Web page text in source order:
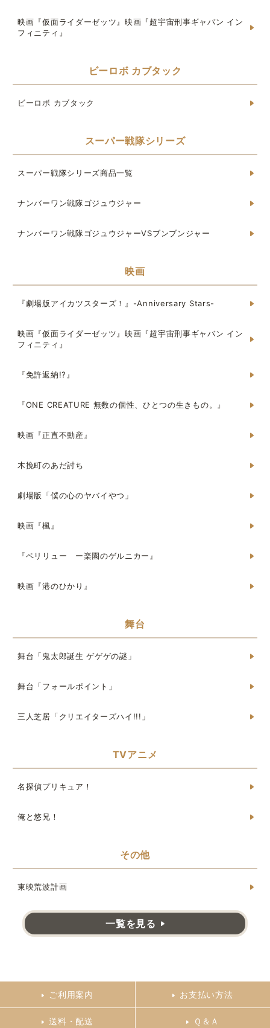
映画『仮面ライダーゼッツ』映画『超宇宙刑事ギャバン イン
フィニティ』
ビーロボ カブタック
ビーロボ カブタック
スーパー戦隊シリーズ
スーパー戦隊シリーズ商品一覧
ナンバーワン戦隊ゴジュウジャー
ナンバーワン戦隊ゴジュウジャーVSブンブンジャー
映画
『劇場版アイカツスターズ！』-Anniversary Stars-
映画『仮面ライダーゼッツ』映画『超宇宙刑事ギャバン イン
フィニティ』
『免許返納!?』
『ONE CREATURE 無数の個性、ひとつの生きもの。』
映画『正直不動産』
木挽町のあだ討ち
劇場版「僕の心のヤバイやつ」
映画『楓』
『ペリリュー ー楽園のゲルニカー』
映画『港のひかり』
舞台
舞台「鬼太郎誕生 ゲゲゲの謎」
舞台「フォールポイント」
三人芝居「クリエイターズハイ!!!」
TVアニメ
名探偵プリキュア！
俺と悠兄！
その他
東映荒波計画
一覧を見る
ご利用案内 お支払い方法
送料・配送 Ｑ＆Ａ